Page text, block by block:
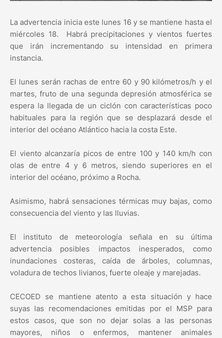
La advertencia inicia este lunes 16 y se mantiene hasta el
miércoles 18. Habrá precipitaciones y vientos fuertes
que irán incrementando su intensidad en primera
instancia.
El lunes serán rachas de entre 60 y 90 kilómetros/h y el
martes, fruto de una segunda depresión atmosférica se
espera la llegada de un ciclón con características poco
habituales para la región que se desplazará desde el
interior del océano Atlántico hacia la costa Este.
El viento alcanzaría picos de entre 100 y 140 km/h con
olas de entre 4 y 6 metros, siendo superiores en el
interior del océano, próximo a Rocha.
Asimismo, habrá sensaciones térmicas muy bajas, como
consecuencia del viento y las lluvias.
El instituto de meteorología señala en su última
advertencia posibles impactos inesperados, como
inundaciones costeras, caída de árboles, columnas,
voladura de techos livianos, fuerte oleaje y marejadas.
CECOED se mantiene atento a esta situación y hace
suyas las recomendaciones emitidas por el MSP para
estos casos, que son no dejar solas a las personas
mayores, niños o enfermos, mantener animales